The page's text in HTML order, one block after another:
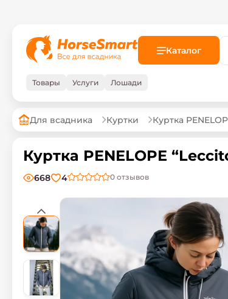
Каталог
Товары Услуги Лошади
Для всадника Куртки Куртка
Куртка PENELOPE
668 4 0 отзывов